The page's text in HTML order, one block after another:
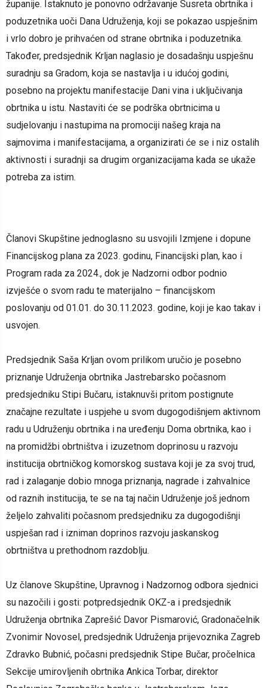
županije. Istaknuto je ponovno održavanje Susreta obrtnika i
poduzetnika uoči Dana Udruženja, koji se pokazao uspješnim
i vrlo dobro je prihvaćen od strane obrtnika i poduzetnika.
Također, predsjednik Krljan naglasio je dosadašnju uspješnu
suradnju sa Gradom, koja se nastavlja i u idućoj godini,
posebno na projektu manifestacije Dani vina i uključivanja
obrtnika u istu. Nastaviti će se podrška obrtnicima u
sudjelovanju i nastupima na promociji našeg kraja na
sajmovima i manifestacijama, a organizirati će se i niz ostalih
aktivnosti i suradnji sa drugim organizacijama kada se ukaže
potreba za istim.
Članovi Skupštine jednoglasno su usvojili Izmjene i dopune
Financijskog plana za 2023. godinu, Financijski plan, kao i
Program rada za 2024., dok je Nadzorni odbor podnio
izvješće o svom radu te materijalno – financijskom
poslovanju od 01.01. do 30.11.2023. godine, koji je kao takav i
usvojen.
Predsjednik Saša Krljan ovom prilikom uručio je posebno
priznanje Udruženja obrtnika Jastrebarsko počasnom
predsjedniku Stipi Bučaru, istaknuvši pritom postignute
značajne rezultate i uspjehe u svom dugogodišnjem aktivnom
radu u Udruženju obrtnika i na uređenju Doma obrtnika, kao i
na promidžbi obrtništva i izuzetnom doprinosu u razvoju
institucija obrtničkog komorskog sustava koji je za svoj trud,
rad i zalaganje dobio mnoga priznanja, nagrade i zahvalnice
od raznih institucija, te se na taj način Udruženje još jednom
željelo zahvaliti počasnom predsjedniku za dugogodišnji
uspješan rad i izniman doprinos razvoju jaskanskog
obrtništva u prethodnom razdoblju.
Uz članove Skupštine, Upravnog i Nadzornog odbora sjednici
su nazočili i gosti: potpredsjednik OKZ-a i predsjednik
Udruženja obrtnika Zaprešić Davor Pismarović, Gradonačelnik
Zvonimir Novosel, predsjednik Udruženja prijevoznika Zagreb
Zdravko Bubnić, počasni predsjednik Stipe Bučar, pročelnica
Sekcije umirovljenih obrtnika Ankica Torbar, direktor